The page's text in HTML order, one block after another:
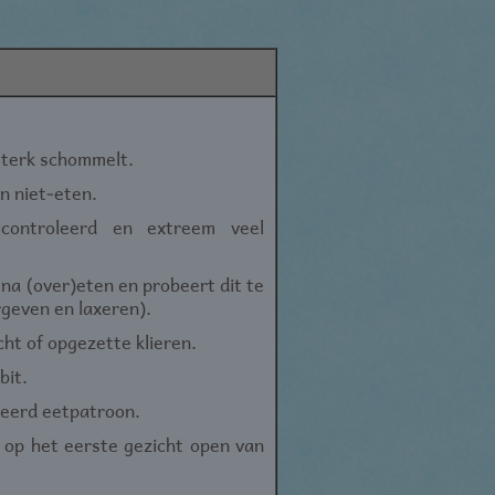
schommelt.
niet-eten.
en extreem veel
(over)eten en probeert dit te
en laxeren).
of opgezette klieren.
eetpatroon.
het eerste gezicht open van